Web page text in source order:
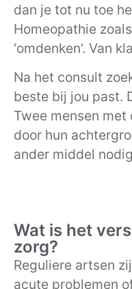
dan je tot nu toe
Homeopathie
‘omdenken’. Van
Na het consult
beste bij jou past.
Twee mensen
door hun
ander middel
Wat is het
zorg?
Reguliere artsen
acute problemen